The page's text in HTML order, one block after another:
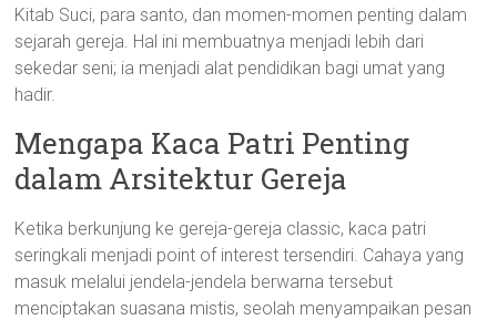
Kitab Suci, para santo, dan momen-momen penting dalam
sejarah gereja. Hal ini membuatnya menjadi lebih dari
sekedar seni; ia menjadi alat pendidikan bagi umat yang
hadir.
Mengapa Kaca Patri Penting
dalam Arsitektur Gereja
Ketika berkunjung ke gereja-gereja classic, kaca patri
seringkali menjadi point of interest tersendiri. Cahaya yang
masuk melalui jendela-jendela berwarna tersebut
menciptakan suasana mistis, seolah menyampaikan pesan